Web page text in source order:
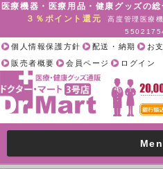
医療機器・医療用品・健康グッズの
３％ポイント還元
高度管理医療
個人情報保護方針 配送・納期 お
販売者概要
会員ページ ログイン